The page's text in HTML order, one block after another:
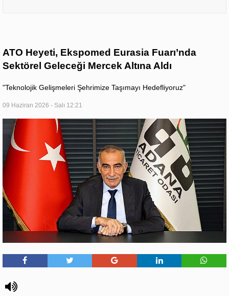
ATO Heyeti, Ekspomed Eurasia Fuarı’nda
Sektörel Geleceği Mercek Altına Aldı
​"Teknolojik Gelişmeleri Şehrimize Taşımayı Hedefliyoruz"
09 Haziran 2026 - Salı 12:21